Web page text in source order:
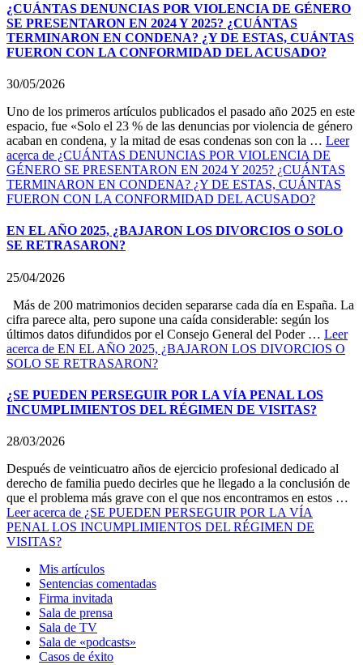
¿CUÁNTAS DENUNCIAS POR VIOLENCIA DE GÉNERO
SE PRESENTARON EN 2024 Y 2025? ¿CUÁNTAS
TERMINARON EN CONDENA? ¿Y DE ESTAS, CUÁNTAS
FUERON CON LA CONFORMIDAD DEL ACUSADO?
30/05/2026
Uno de los primeros artículos publicados el pasado año 2025 en este
espacio, fue «Solo el 23 % de las denuncias por violencia de género
acaban en condena, y la mitad de esas condenas son con la … Leer
acerca de ¿CUÁNTAS DENUNCIAS POR VIOLENCIA DE
GÉNERO SE PRESENTARON EN 2024 Y 2025? ¿CUÁNTAS
TERMINARON EN CONDENA? ¿Y DE ESTAS, CUÁNTAS
FUERON CON LA CONFORMIDAD DEL ACUSADO?
EN EL AÑO 2025, ¿BAJARON LOS DIVORCIOS O SOLO
SE RETRASARON?
25/04/2026
Más de 200 matrimonios deciden separarse cada día en España. La
cifra parece alta, pero supone una caída considerable: según los
últimos datos difundidos por el Consejo General del Poder … Leer
acerca de EN EL AÑO 2025, ¿BAJARON LOS DIVORCIOS O
SOLO SE RETRASARON?
¿SE PUEDEN PERSEGUIR POR LA VÍA PENAL LOS
INCUMPLIMIENTOS DEL RÉGIMEN DE VISITAS?
28/03/2026
Después de veinticuatro años de ejercicio profesional dedicado al
derecho de familia puedo decirles que he llegado a la conclusión de
que el problema más grave con el que nos encontramos en estos …
Leeracerca de ¿SE PUEDEN PERSEGUIR POR LA VÍA
PENAL LOS INCUMPLIMIENTOS DEL RÉGIMEN DE
VISITAS?
Mis artículos
Sentencias comentadas
Firma invitada
Sala de prensa
Sala de TV
Sala de «podcasts»
Casos de éxito